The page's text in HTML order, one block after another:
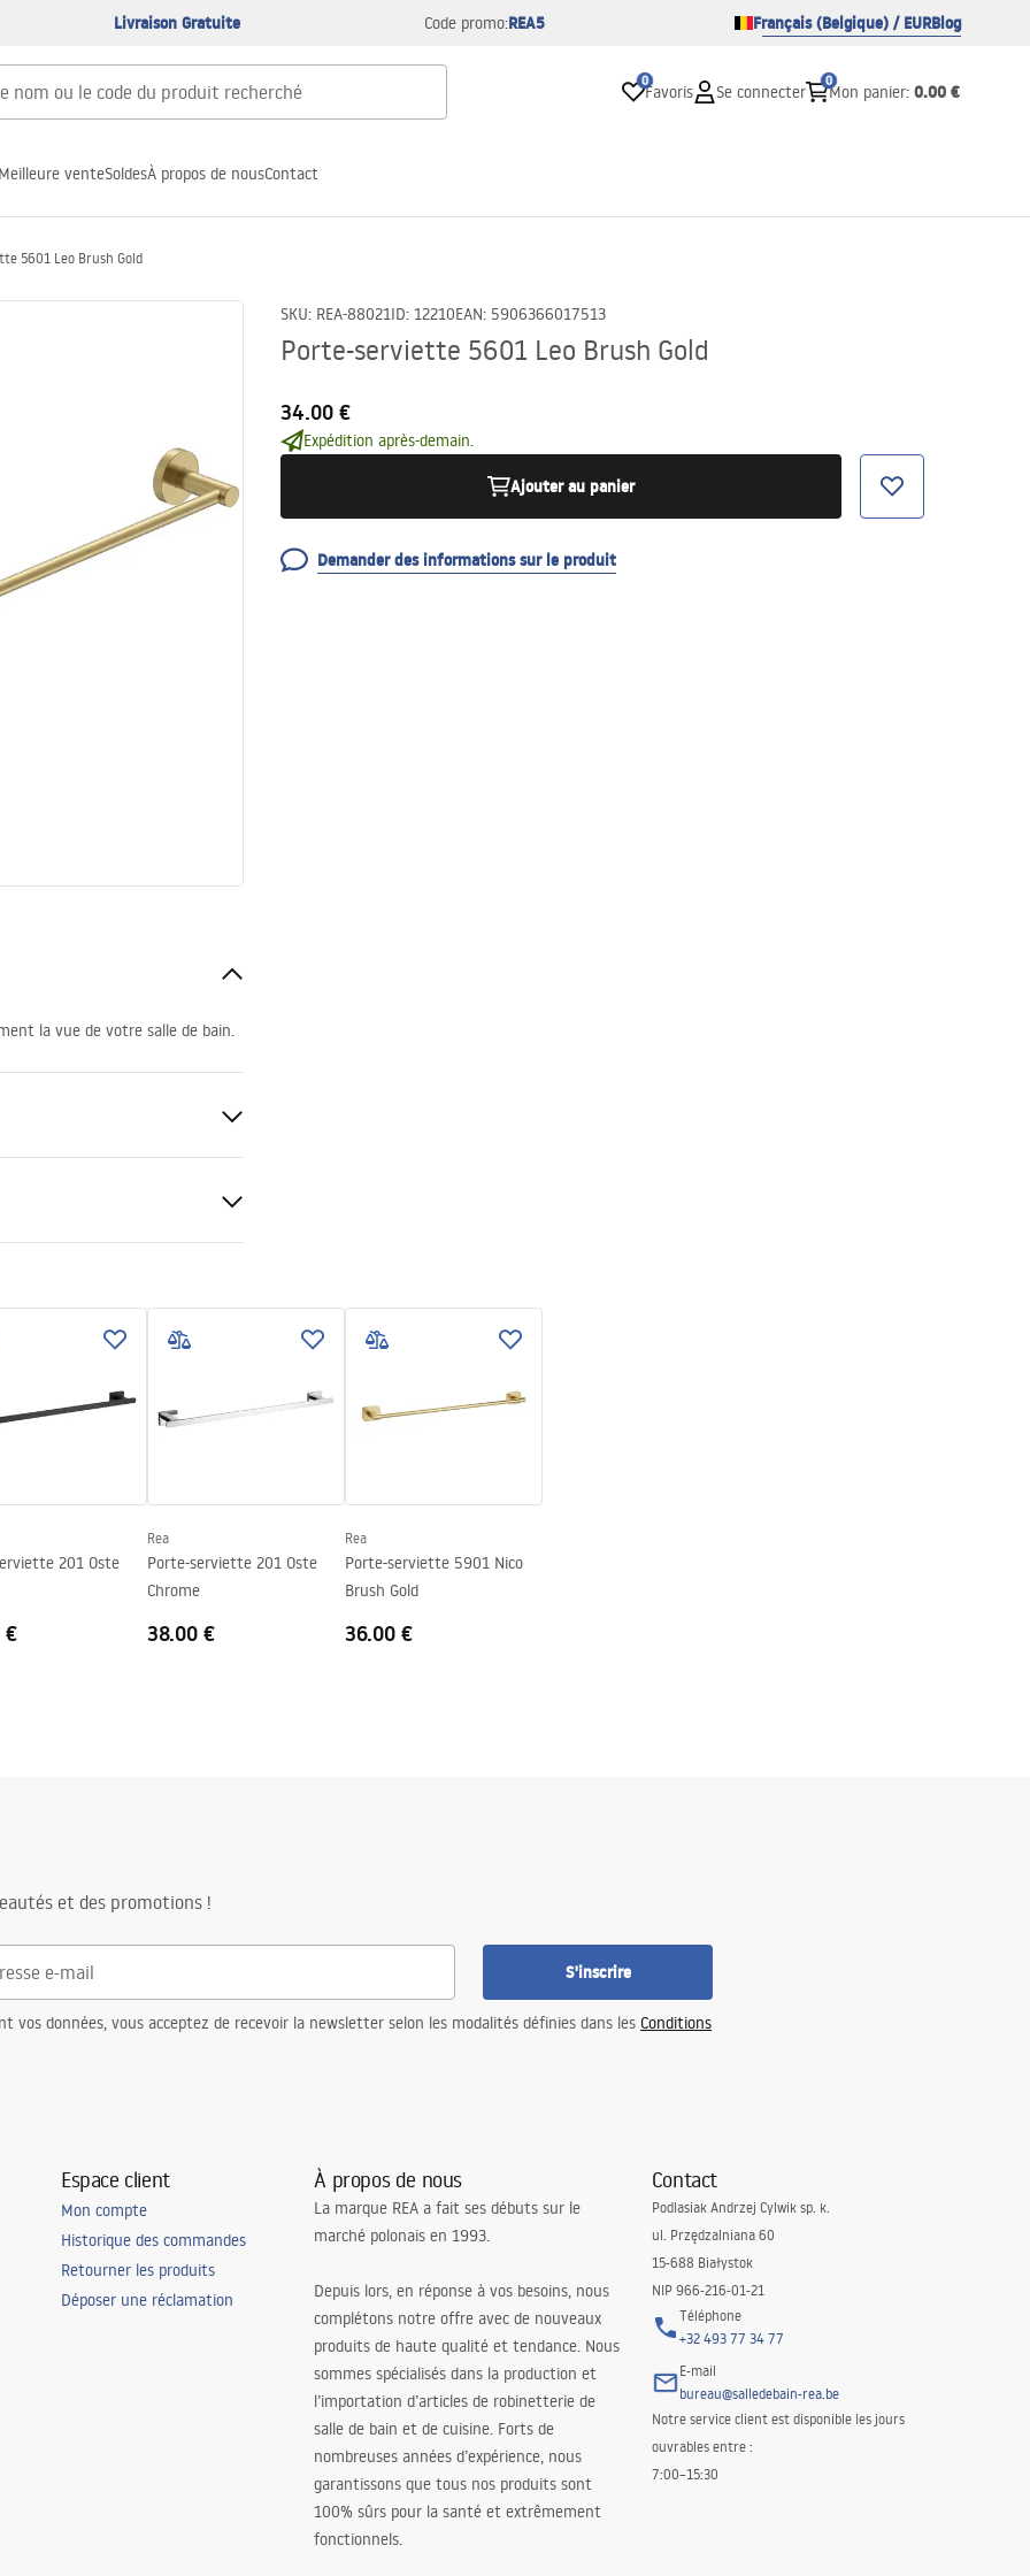
Livraison Gratuite Code promo:REA5 Français (Belgique) / EURBlog
0
Favoris Se connecter
0
Mon panier: 0.00 €
Meilleure venteSoldesÀ propos de nousContact
5601 Leo Brush Gold
SKU: REA-88021ID: 12210EAN: 5906366017513
Porte-serviette 5601 Leo Brush Gold
34.00 €
Expédition après-demain.
Ajouter au panier
Demander des informations sur le produit
la vue de votre salle de bain.
201 Oste
€
Rea
Porte-serviette 201 Oste
Chrome
38.00 €
Rea
Porte-serviette 5901 Nico
Brush Gold
36.00 €
et des promotions !
S'inscrire
vos données, vous acceptez de recevoir la newsletter selon les modalités définies dans les Conditions
Espace client
Mon compte
Historique des commandes
Retourner les produits
Déposer une réclamation
À propos de nous
La marque REA a fait ses débuts sur le
marché polonais en 1993.
Depuis lors, en réponse à vos besoins, nous
complétons notre offre avec de nouveaux
produits de haute qualité et tendance. Nous
sommes spécialisés dans la production et
l’importation d’articles de robinetterie de
salle de bain et de cuisine. Forts de
nombreuses années d’expérience, nous
garantissons que tous nos produits sont
100% sûrs pour la santé et extrêmement
fonctionnels.
Contact
Podlasiak Andrzej Cylwik sp. k.
ul. Przędzalniana 60
15-688 Białystok
NIP 966-216-01-21
Téléphone
+32 493 77 34 77
E-mail
bureau@salledebain-rea.be
Notre service client est disponible les jours
ouvrables entre :
7:00–15:30